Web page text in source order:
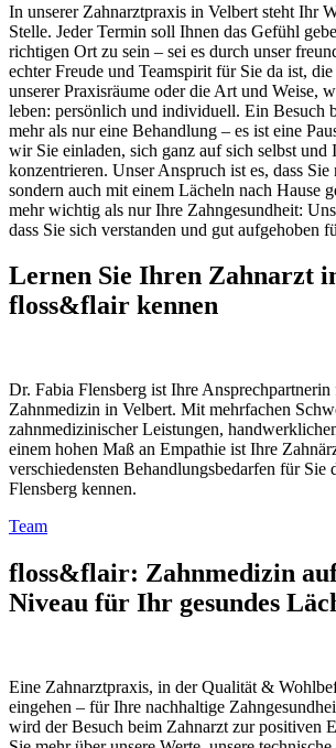
In unserer Zahnarztpraxis in Velbert steht Ihr
Stelle. Jeder Termin soll Ihnen das Gefühl
richtigen Ort zu sein – sei es durch unser
echter Freude und Teamspirit für Sie da ist,
unserer Praxisräume oder die Art und Weise,
leben: persönlich und individuell. Ein Besuch
mehr als nur eine Behandlung – es ist eine
wir Sie einladen, sich ganz auf sich selbst und
konzentrieren. Unser Anspruch ist es, dass
sondern auch mit einem Lächeln nach Hause
mehr wichtig als nur Ihre Zahngesundheit:
dass Sie sich verstanden und gut aufgehoben
Lernen Sie Ihren Zahnarzt
floss&flair kennen
Dr. Fabia Flensberg ist Ihre
Zahnmedizin in Velbert. Mit mehrfachen
zahnmedizinischer Leistungen,
einem hohen Maß an Empathie ist Ihre
verschiedensten Behandlungsbedarfen für Sie
Flensberg kennen.
Team
floss&flair: Zahnmedizin
Niveau für Ihr gesundes
Eine Zahnarztpraxis, in der Qualität &
eingehen – für Ihre nachhaltige
wird der Besuch beim Zahnarzt zur positiven